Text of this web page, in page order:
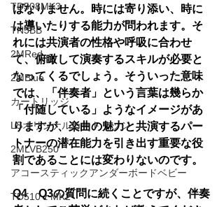
TD508MK3
TN5BB
2MRed
2MBlue
カートリッジ
LSオリジナルカートリッジ
2MLVB250
アコースティックアンダーボードベビー
TD510ｚMK2
ばなりません。時には寄り添い、時に
は導いたりする能力が問われます。そ
れには共演者の性格や呼吸に合わせ
て、俯瞰して演奏するスキルが必要と
なってくるでしょう。そういった意味
では、「伴奏者」という言葉は幾らか
「付随している」ようなイメージがあ
りますが、楽曲の魅力と共演するパー
トナーの潜在能力を引き出す重要な役
割であることには変わりないのです。
Q4　Q3の質問に続くことですが、伴奏